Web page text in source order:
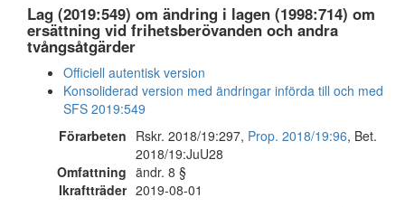
Lag (2019:549) om ändring i lagen (1998:714) om
ersättning vid frihetsberövanden och andra
tvångsåtgärder
Officiell autentisk version
Konsoliderad version med ändringar införda till och med
SFS 2019:549
Förarbeten Rskr. 2018/19:297, Prop. 2018/19:96, Bet.
2018/19:JuU28
Omfattning ändr. 8 §
Ikraftträder 2019-08-01